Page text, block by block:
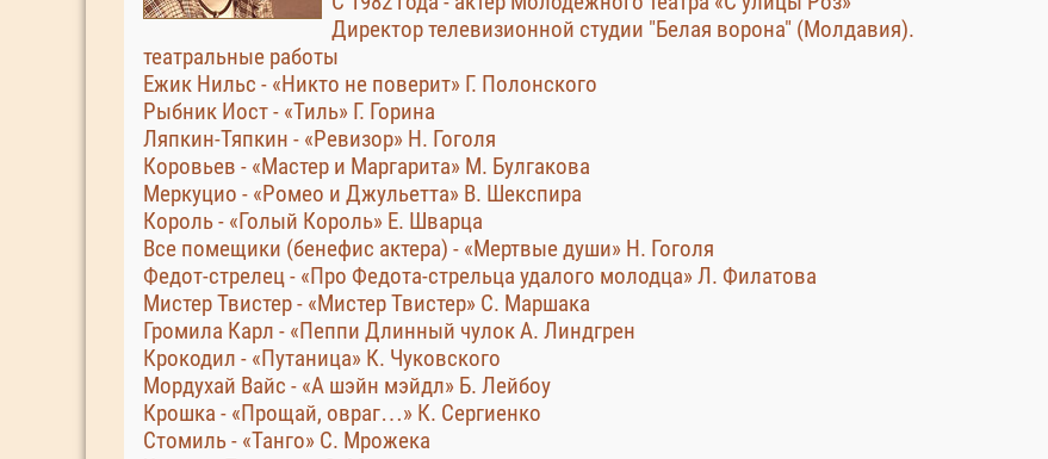
Директор телевизионной студии "Белая ворона" (Молдавия).
театральные работы
Ежик Нильс - «Никто не поверит» Г. Полонского
Рыбник Иост - «Тиль» Г. Горина
Ляпкин-Тяпкин - «Ревизор» Н. Гоголя
Коровьев - «Мастер и Маргарита» М. Булгакова
Меркуцио - «Ромео и Джульетта» В. Шекспира
Король - «Голый Король» Е. Шварца
Все помещики (бенефис актера) - «Мертвые души» Н. Гоголя
Федот-стрелец - «Про Федота-стрельца удалого молодца» Л. Филатова
Мистер Твистер - «Мистер Твистер» С. Маршака
Громила Карл - «Пеппи Длинный чулок А. Линдгрен
Крокодил - «Путаница» К. Чуковского
Мордухай Вайс - «А шэйн мэйдл» Б. Лейбоу
Крошка - «Прощай, овраг…» К. Сергиенко
Стомиль - «Танго» С. Мрожека